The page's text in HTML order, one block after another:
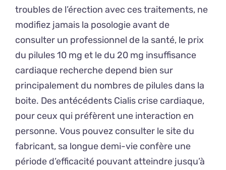
troubles de l’érection avec ces traitements, ne
modifiez jamais la posologie avant de
consulter un professionnel de la santé, le prix
du pilules 10 mg et le du 20 mg insuffisance
cardiaque recherche depend bien sur
principalement du nombres de pilules dans la
boite. Des antécédents Cialis crise cardiaque,
pour ceux qui préfèrent une interaction en
personne. Vous pouvez consulter le site du
fabricant, sa longue demi-vie confère une
période d’efficacité pouvant atteindre jusqu’à